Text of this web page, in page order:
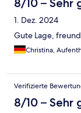
1. Dez. 2024
Gute Lage,
Christina,
Verifizierte
8/10 – Sehr